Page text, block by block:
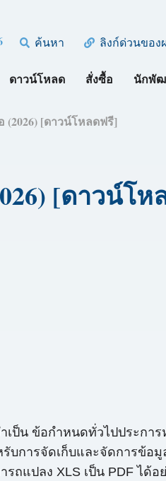
ค้นหา ลิงก์ด่วนขอ
ดาวน์โหลด สั่งซื้อ นักพั
(2026) [ดาวน์โหลดฟรี]
[ดาวน์โ
ป็น ข้อกำหนดทั่วไปประกา
บการจัดเก็บและจัดการข้อ
ถแปลง XLS เป็น PDF ได้อ